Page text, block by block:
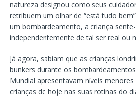
natureza designou como seus
retribuem um olhar de “está tudo
um bombardeamento, a criança
independentemente de tal ser real ou
Já agora, sabiam que as crianças
bunkers durante os
Mundial apresentavam níveis
crianças de hoje nas suas rotinas do